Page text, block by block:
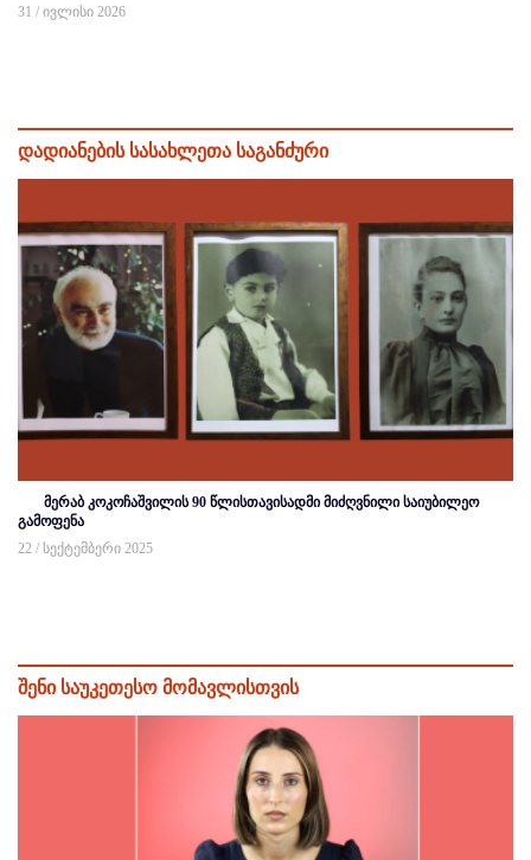
31 / ივლისი 2026
დადიანების სასახლეთა საგანძური
მერაბ კოკოჩაშვილის 90 წლისთავისადმი მიძღვნილი საიუბილეო
გამოფენა
22 / სექტემბერი 2025
შენი საუკეთესო მომავლისთვის